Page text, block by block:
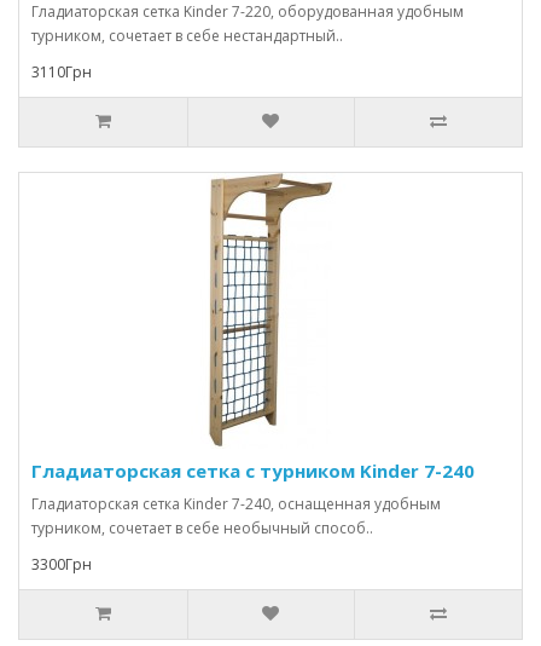
Гладиаторская сетка Kinder 7-220, оборудованная удобным
турником, сочетает в себе нестандартный..
3110Грн
Гладиаторская сетка с турником Kinder 7-240
Гладиаторская сетка Kinder 7-240, оснащенная удобным
турником, сочетает в себе необычный способ..
3300Грн